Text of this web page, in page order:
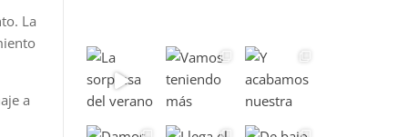
La
a